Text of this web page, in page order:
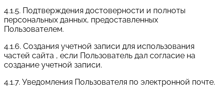
4.1.5. Подтверждения достоверности и полноты
персональных данных, предоставленных
Пользователем.
4.1.6. Создания учетной записи для использования
частей сайта , если Пользователь дал согласие на
создание учетной записи.
4.1.7. Уведомления Пользователя по электронной почте.